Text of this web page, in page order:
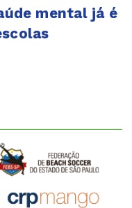
mental já é